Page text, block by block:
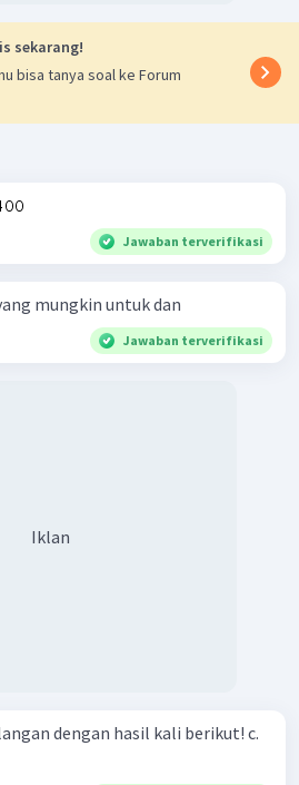
sekarang!
bisa tanya soal ke Forum
Jawaban terverifikasi
mungkin untuk dan
Jawaban terverifikasi
Iklan
dengan hasil kali berikut! c.